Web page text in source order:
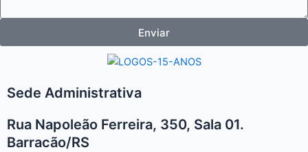
Enviar
Sede Administrativa
Rua Napoleão Ferreira, 350, Sala 01.
Barracão/RS